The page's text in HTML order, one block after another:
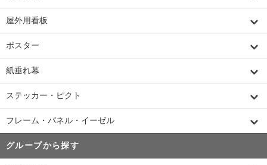
屋外用看板
ポスター
紙垂れ幕
ステッカー・ピクト
フレーム・パネル・イーゼル
グループから探す